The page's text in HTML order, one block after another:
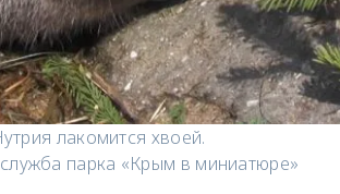
лакомится хвоей.
парка «Крым в миниатюре»